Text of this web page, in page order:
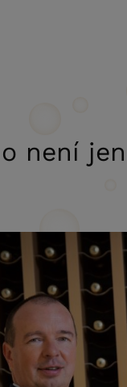
není